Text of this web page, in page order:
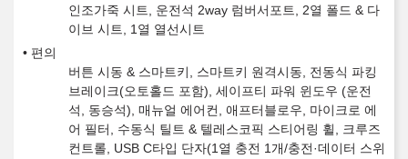
인조가죽 시트, 운전석 2way 럼버서포트, 2열 폴드 & 다
이브 시트, 1열 열선시트
편의
버튼 시동 & 스마트키, 스마트키 원격시동, 전동식 파킹
브레이크(오토홀드 포함), 세이프티 파워 윈도우 (운전
석, 동승석), 매뉴얼 에어컨, 애프터블로우, 마이크로 에
어 필터, 수동식 틸트 & 텔레스코픽 스티어링 휠, 크루즈
컨트롤, USB C타입 단자(1열 충전 1개/충전·데이터 스위